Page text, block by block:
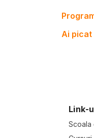
Ai picat
Link-
Scoala